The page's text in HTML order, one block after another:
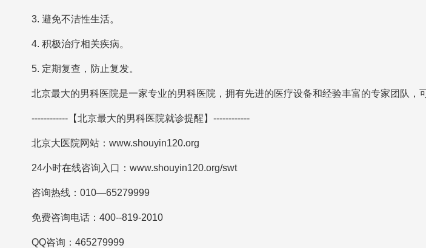
3. 避免不洁性生活。
4. 积极治疗相关疾病。
5. 定期复查，防止复发。
北京最大的男科医院是一家专业的男科医院，拥有先进的医疗设备和经验丰富的专家团队，
------------【北京最大的男科医院就诊提醒】------------
北京大医院网站：www.shouyin120.org
24小时在线咨询入口：www.shouyin120.org/swt
咨询热线：010—65279999
免费咨询电话：400--819-2010
QQ咨询：465279999